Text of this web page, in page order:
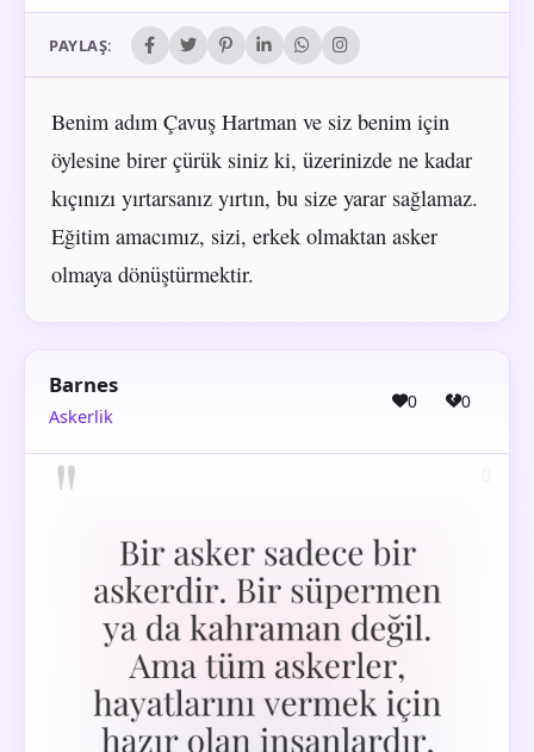
PAYLAŞ:
Benim adım Çavuş Hartman ve siz benim için
öylesine birer çürük siniz ki, üzerinizde ne kadar
kıçınızı yırtarsanız yırtın, bu size yarar sağlamaz.
Eğitim amacımız, sizi, erkek olmaktan asker
olmaya dönüştürmektir.
Barnes
Askerlik
0 0